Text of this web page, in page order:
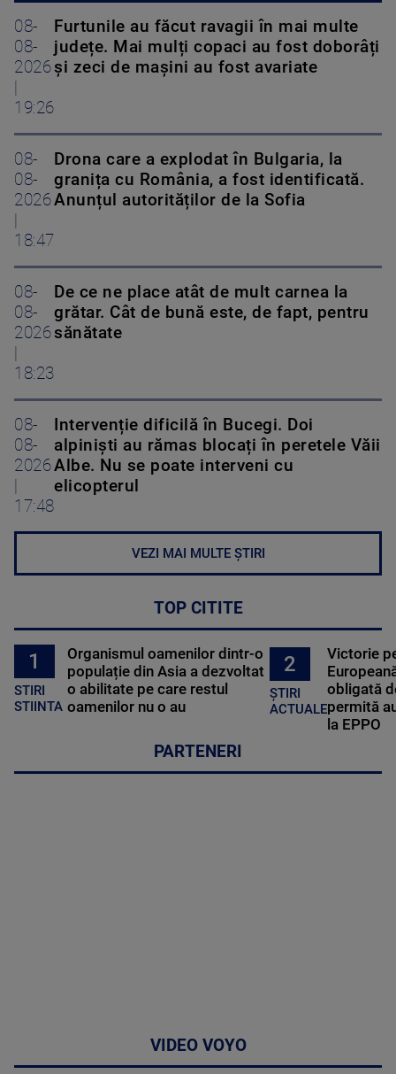
08-
08-
2026
19:26
Furtunile au făcut ravagii în mai multe
județe. Mai mulți copaci au fost doborâți
și zeci de mașini au fost avariate
08-
08-
2026
18:47
Drona care a explodat în Bulgaria, la
granița cu România, a fost identificată.
Anunțul autorităților de la Sofia
08-
08-
2026
18:23
De ce ne place atât de mult carnea la
grătar. Cât de bună este, de fapt, pentru
sănătate
08-
08-
2026
17:48
Intervenție dificilă în Bucegi. Doi
alpiniști au rămas blocați în peretele Văii
Albe. Nu se poate interveni cu
elicopterul
VEZI MAI MULTE ȘTIRI
TOP CITITE
1
STIRI
STIINTA
Organismul oamenilor dintr-o
populație din Asia a dezvoltat
o abilitate pe care restul
oamenilor nu o au
2
ȘTIRI
ACTUALE
Victorie
obligată
permită
la EPPO
PARTENERI
VIDEO VOYO